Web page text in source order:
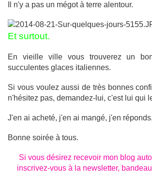
Il n'y a pas un mégot à terre alentour.
Et surtout.
En vieille ville vous trouverez un
succulentes glaces italiennes.
Si vous voulez aussi de très bonnes
n'hésitez pas, demandez-lui, c'est lui qui
J'en ai acheté, j'en ai mangé, j'en réponds.
Bonne soirée à tous.
Si vous désirez recevoir mon blog
inscrivez-vous à la newsletter,